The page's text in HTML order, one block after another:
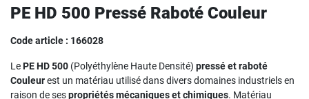
PE HD 500 Pressé Raboté Couleur
Code article : 166028
LePE HD 500 (Polyéthylène Haute Densité) pressé et raboté
Couleurest un matériau utilisé dans divers domaines industriels en
raison de sespropriétés mécaniques et chimiques. Matériau